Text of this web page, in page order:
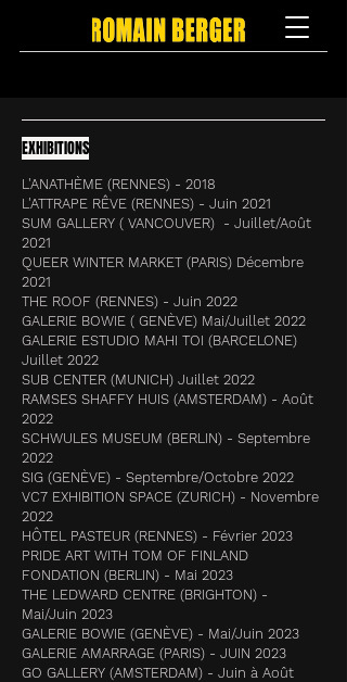
EXHIBITIONS
L'ANATHÈME (RENNES) - 2018
L'ATTRAPE RÊVE (RENNES) - Juin 2021
SUM GALLERY ( VANCOUVER) - Juillet/Août
2021
QUEER WINTER MARKET (PARIS) Décembre
2021
THE ROOF (RENNES) - Juin 2022
GALERIE BOWIE ( GENÈVE) Mai/Juillet 2022
GALERIE ESTUDIO MAHI TOI (BARCELONE)
Juillet 2022
SUB CENTER (MUNICH) Juillet 2022
RAMSES SHAFFY HUIS (AMSTERDAM) - Août
2022
SCHWULES MUSEUM (BERLIN) - Septembre
2022
SIG (GENÈVE) - Septembre/Octobre 2022
VC7 EXHIBITION SPACE (ZURICH) - Novembre
2022
HÔTEL PASTEUR (RENNES) - Février 2023
PRIDE ART WITH TOM OF FINLAND
FONDATION (BERLIN) - Mai 2023
THE LEDWARD CENTRE (BRIGHTON) -
Mai/Juin 2023
GALERIE BOWIE (GENÈVE) - Mai/Juin 2023
GALERIE AMARRAGE (PARIS) - JUIN 2023
GO GALLERY (AMSTERDAM) - Juin à Août